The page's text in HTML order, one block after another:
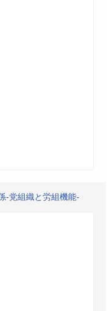
-党組織と労組機能-